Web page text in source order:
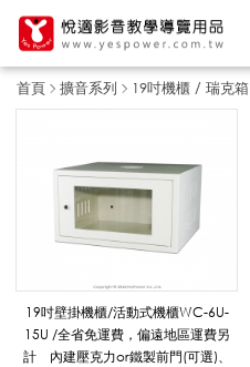
首頁 擴音系列 19吋機櫃 / 瑞克箱
吋
19吋壁掛機櫃/活動式機櫃WC-6U-
15U /全省免運費，偏遠地區運費另
計 內建壓克力or鐵製前門(可選)、